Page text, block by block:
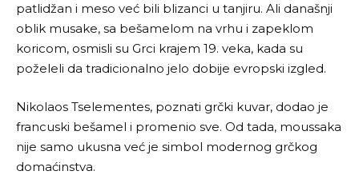
patlidžan i meso već bili blizanci u tanjiru. Ali današnji
oblik musake, sa bešamelom na vrhu i zapeklom
koricom, osmisli su Grci krajem 19. veka, kada su
poželeli da tradicionalno jelo dobije evropski izgled.
Nikolaos Tselementes, poznati grčki kuvar, dodao je
francuski bešamel i promenio sve. Od tada, moussaka
nije samo ukusna već je simbol modernog grčkog
domaćinstva.